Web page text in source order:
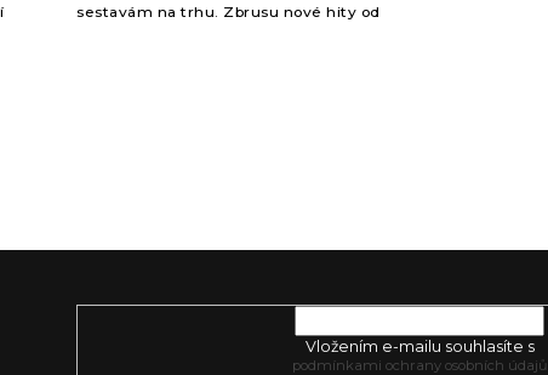
sestavám na trhu. Zbrusu nové hity od
Vložením e-mailu souhlasíte s
podmínkami ochrany osobních údajů